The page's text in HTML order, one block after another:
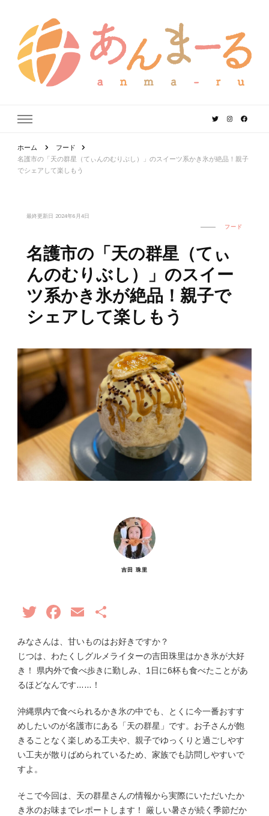
ホーム
フード
名護市の「天の群星（てぃんのむりぶし）」のスイーツ系かき氷が絶品！親子
でシェアして楽しもう
最終更新日 2024年6月4日
フード
名護市の「天の群星（てぃ
んのむりぶし）」のスイー
ツ系かき氷が絶品！親子で
シェアして楽しもう
吉田 珠里
TwitterFacebook
Email
みなさんは、甘いものはお好きですか？
じつは、わたくしグルメライターの吉田珠里はかき氷が大好
き！ 県内外で食べ歩きに勤しみ、1日に6杯も食べたことがあ
るほどなんです……！
沖縄県内で食べられるかき氷の中でも、とくに今一番おすす
めしたいのが名護市にある「天の群星」です。お子さんが飽
きることなく楽しめる工夫や、親子でゆっくりと過ごしやす
い工夫が散りばめられているため、家族でも訪問しやすいで
すよ。
そこで今回は、天の群星さんの情報から実際にいただいたか
き氷のお味までレポートします！ 厳しい暑さが続く季節だか